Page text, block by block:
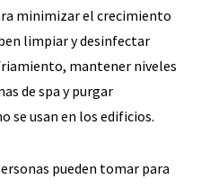
minimizar el crecimiento
limpiar y desinfectar
mantener niveles
de spa y purgar
se usan en los edificios.
pueden tomar para